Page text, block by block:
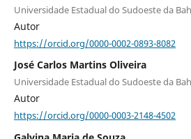
Universidade Estadual do Sudoeste da
Autor
https://orcid.org/0000-0002-0893-8082
José Carlos Martins Oliveira
Universidade Estadual do Sudoeste da
Autor
https://orcid.org/0000-0003-2148-4502